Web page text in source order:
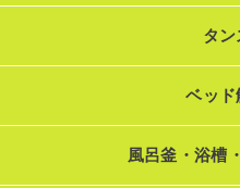
タ
ベッド
風呂釜・浴槽